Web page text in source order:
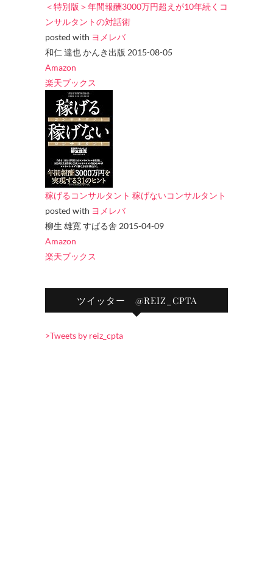
＜特別版＞年間報酬3000万円超えが10年続くコ
ンサルタントの対話術
posted with ヨメレバ
和仁 達也 かんき出版 2015-08-05
Amazon
楽天ブックス
稼げるコンサルタント 稼げないコンサルタント
posted with ヨメレバ
柳生 雄寛 すばる舎 2015-04-09
Amazon
楽天ブックス
ツイッター @REIZ_CPTA
>Tweets by reiz_cpta